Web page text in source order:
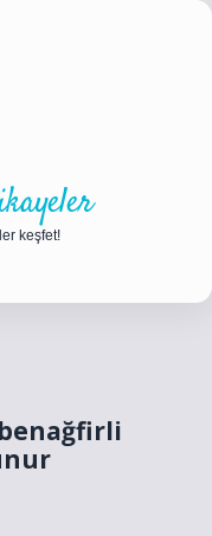
keşfet!